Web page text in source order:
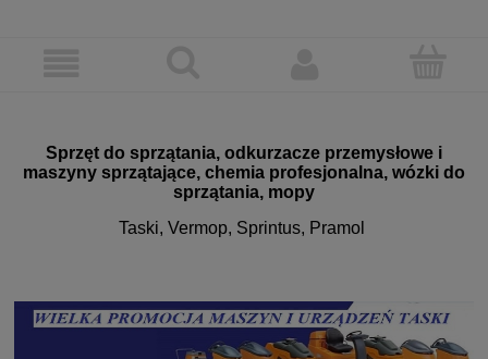
Sprzęt do sprzątania, odkurzacze przemysłowe i
maszyny sprzątające, chemia profesjonalna, wózki do
sprzątania, mopy
Taski, Vermop, Sprintus, Pramol